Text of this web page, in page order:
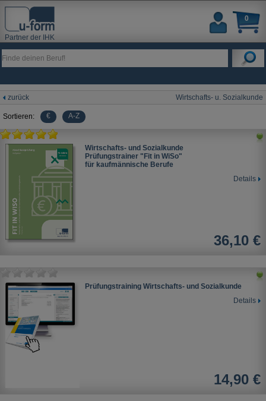
Partner der IHK
0
zurück Wirtschafts- u. Sozialkunde
Sortieren: € A-Z
Wirtschafts- und Sozialkunde
Prüfungstrainer "Fit in WiSo"
für kaufmännische Berufe
Details
36,10 €
Prüfungstraining Wirtschafts- und Sozialkunde
Details
14,90 €